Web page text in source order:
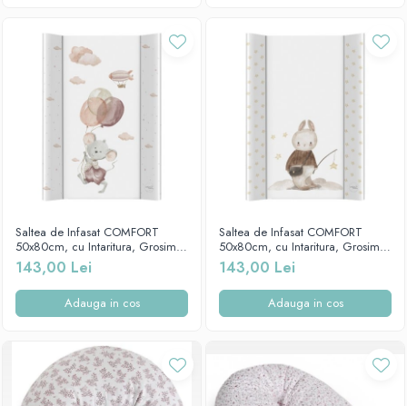
Saltea de Infasat COMFORT
50x80cm, cu Intaritura, Grosime
3cm, Sistem Anti-Alunecare,
Mouse 212-000-727
143,00 Lei
Adauga in cos
Saltea de Infasat COMFORT
50x80cm, cu Intaritura, Grosime
3cm, Sistem Anti-Alunecare,
Dreamer 212-000-728
143,00 Lei
Adauga in cos